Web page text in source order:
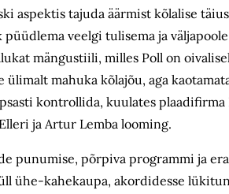
aspektis tajuda äärmist kõlalise
veelgi tulisema ja
mängustiili, milles Poll on
mahuka kõlajõu, aga
kontrollida, kuulates
ja Artur Lemba looming.
punumise, põrpiva programmi ja
ühe-kahekaupa, akordidesse